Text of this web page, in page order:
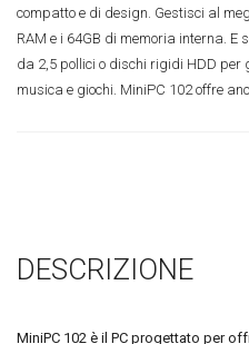
compatto e di design. Gestisci al
RAM e i 64GB di memoria interna.
da 2,5 pollici o dischi rigidi HDD
musica e giochi. MiniPC 102 offre
DESCRIZIONE
MiniPC 102 è il PC progettato per